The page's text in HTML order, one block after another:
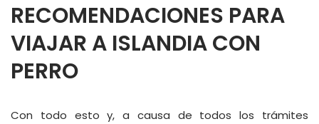
RECOMENDACIONES PARA
VIAJAR A ISLANDIA CON
PERRO
Con todo esto y, a causa de todos los trámites